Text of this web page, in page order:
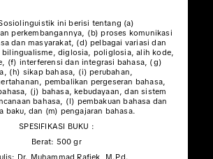
ini berisi tentang (a)
perkembangannya, (b) proses komunikasi
dan masyarakat, (d) pelbagai variasi dan
bilingualisme, diglosia, poliglosia, alih kode,
(f) interferensi dan integrasi bahasa, (g)
(h) sikap bahasa, (i) perubahan,
pembalikan pergeseran bahasa,
(j) bahasa, kebudayaan, dan sistem
bahasa, (l) pembakuan bahasa dan
baku, dan (m) pengajaran bahasa.
SPESIFIKASI BUKU :
Berat: 500 gr
Dr. Muhammad Rafiek, M.Pd.